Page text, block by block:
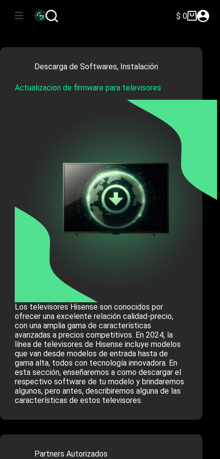
Carro
$ 0
Descarga de Softwares, Instalación
Actualizacion de firmware para televisores
Los televisores Hisense son conocidos por
ofrecer una excelente relación calidad-precio,
con una amplia gama de características
avanzadas a precios competitivos. En 2024, la
línea de televisores de Hisense incluye modelos
que van desde modelos de entrada hasta de
gama alta, todos con tecnología innovadora. En
esta sección, enseñaremos a como descargar el
respectivo software de tu modelo y brindaremos
algunos, pero antes, describiremos alguna de las
características de estos televisores.
Partners Autorizados